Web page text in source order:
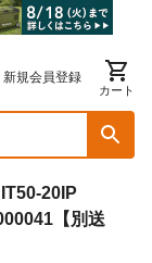
新規会員登録
カート
20IP
【別送